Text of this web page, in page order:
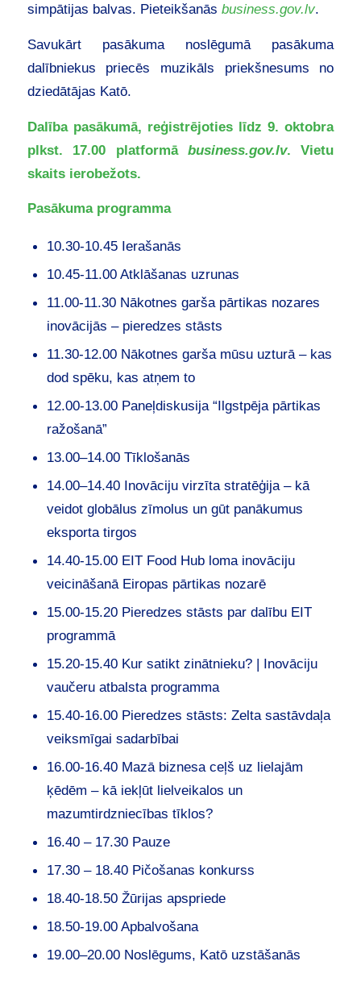
simpātijas balvas. Pieteikšanās business.gov.lv.
Savukārt pasākuma noslēgumā pasākuma
dalībniekus priecēs muzikāls priekšnesums no
dziedātājas Katō.
Dalība pasākumā, reģistrējoties līdz 9. oktobra
plkst. 17.00 platformā business.gov.lv. Vietu
skaits ierobežots.
Pasākuma programma
10.30-10.45 Ierašanās
10.45-11.00 Atklāšanas uzrunas
11.00-11.30 Nākotnes garša pārtikas nozares
inovācijās – pieredzes stāsts
11.30-12.00 Nākotnes garša mūsu uzturā – kas
dod spēku, kas atņem to
12.00-13.00 Paneļdiskusija “Ilgstpēja pārtikas
ražošanā”
13.00–14.00 Tīklošanās
14.00–14.40 Inovāciju virzīta stratēģija – kā
veidot globālus zīmolus un gūt panākumus
eksporta tirgos
14.40-15.00 EIT Food Hub loma inovāciju
veicināšanā Eiropas pārtikas nozarē
15.00-15.20 Pieredzes stāsts par dalību EIT
programmā
15.20-15.40 Kur satikt zinātnieku? | Inovāciju
vaučeru atbalsta programma
15.40-16.00 Pieredzes stāsts: Zelta sastāvdaļa
veiksmīgai sadarbībai
16.00-16.40 Mazā biznesa ceļš uz lielajām
ķēdēm – kā iekļūt lielveikalos un
mazumtirdzniecības tīklos?
16.40 – 17.30 Pauze
17.30 – 18.40 Pičošanas konkurss
18.40-18.50 Žūrijas apspriede
18.50-19.00 Apbalvošana
19.00–20.00 Noslēgums, Katō uzstāšanās